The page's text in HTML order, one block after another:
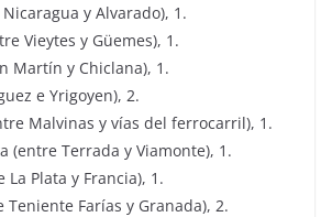
y Alvarado), 1.
Vieytes y Güemes), 1.
Martín y Chiclana), 1.
e Yrigoyen), 2.
Malvinas y vías del ferrocarril), 1.
(entre Terrada y Viamonte), 1.
Plata y Francia), 1.
Teniente Farías y Granada), 2.